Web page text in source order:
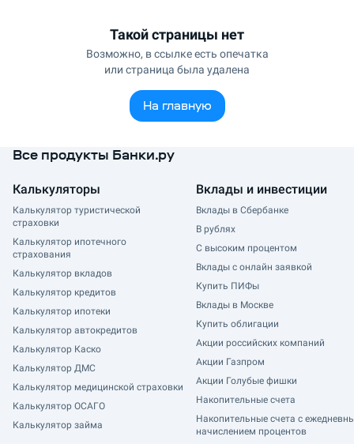
Такой страницы нет
Возможно, в ссылке есть опечатка
или страница была удалена
На главную
Все продукты Банки.ру
Калькуляторы
Калькулятор туристической
страховки
Калькулятор ипотечного
страхования
Калькулятор вкладов
Калькулятор кредитов
Калькулятор ипотеки
Калькулятор автокредитов
Калькулятор Каско
Калькулятор ДМС
Калькулятор медицинской страховки
Калькулятор ОСАГО
Калькулятор займа
Вклады и инвестиции
Вклады в Сбербанке
В рублях
С высоким процентом
Вклады с онлайн заявкой
Купить ПИФы
Вклады в Москве
Купить облигации
Акции российских компаний
Акции Газпром
Акции Голубые фишки
Накопительные счета
Накопительные счета с
начислением процентов